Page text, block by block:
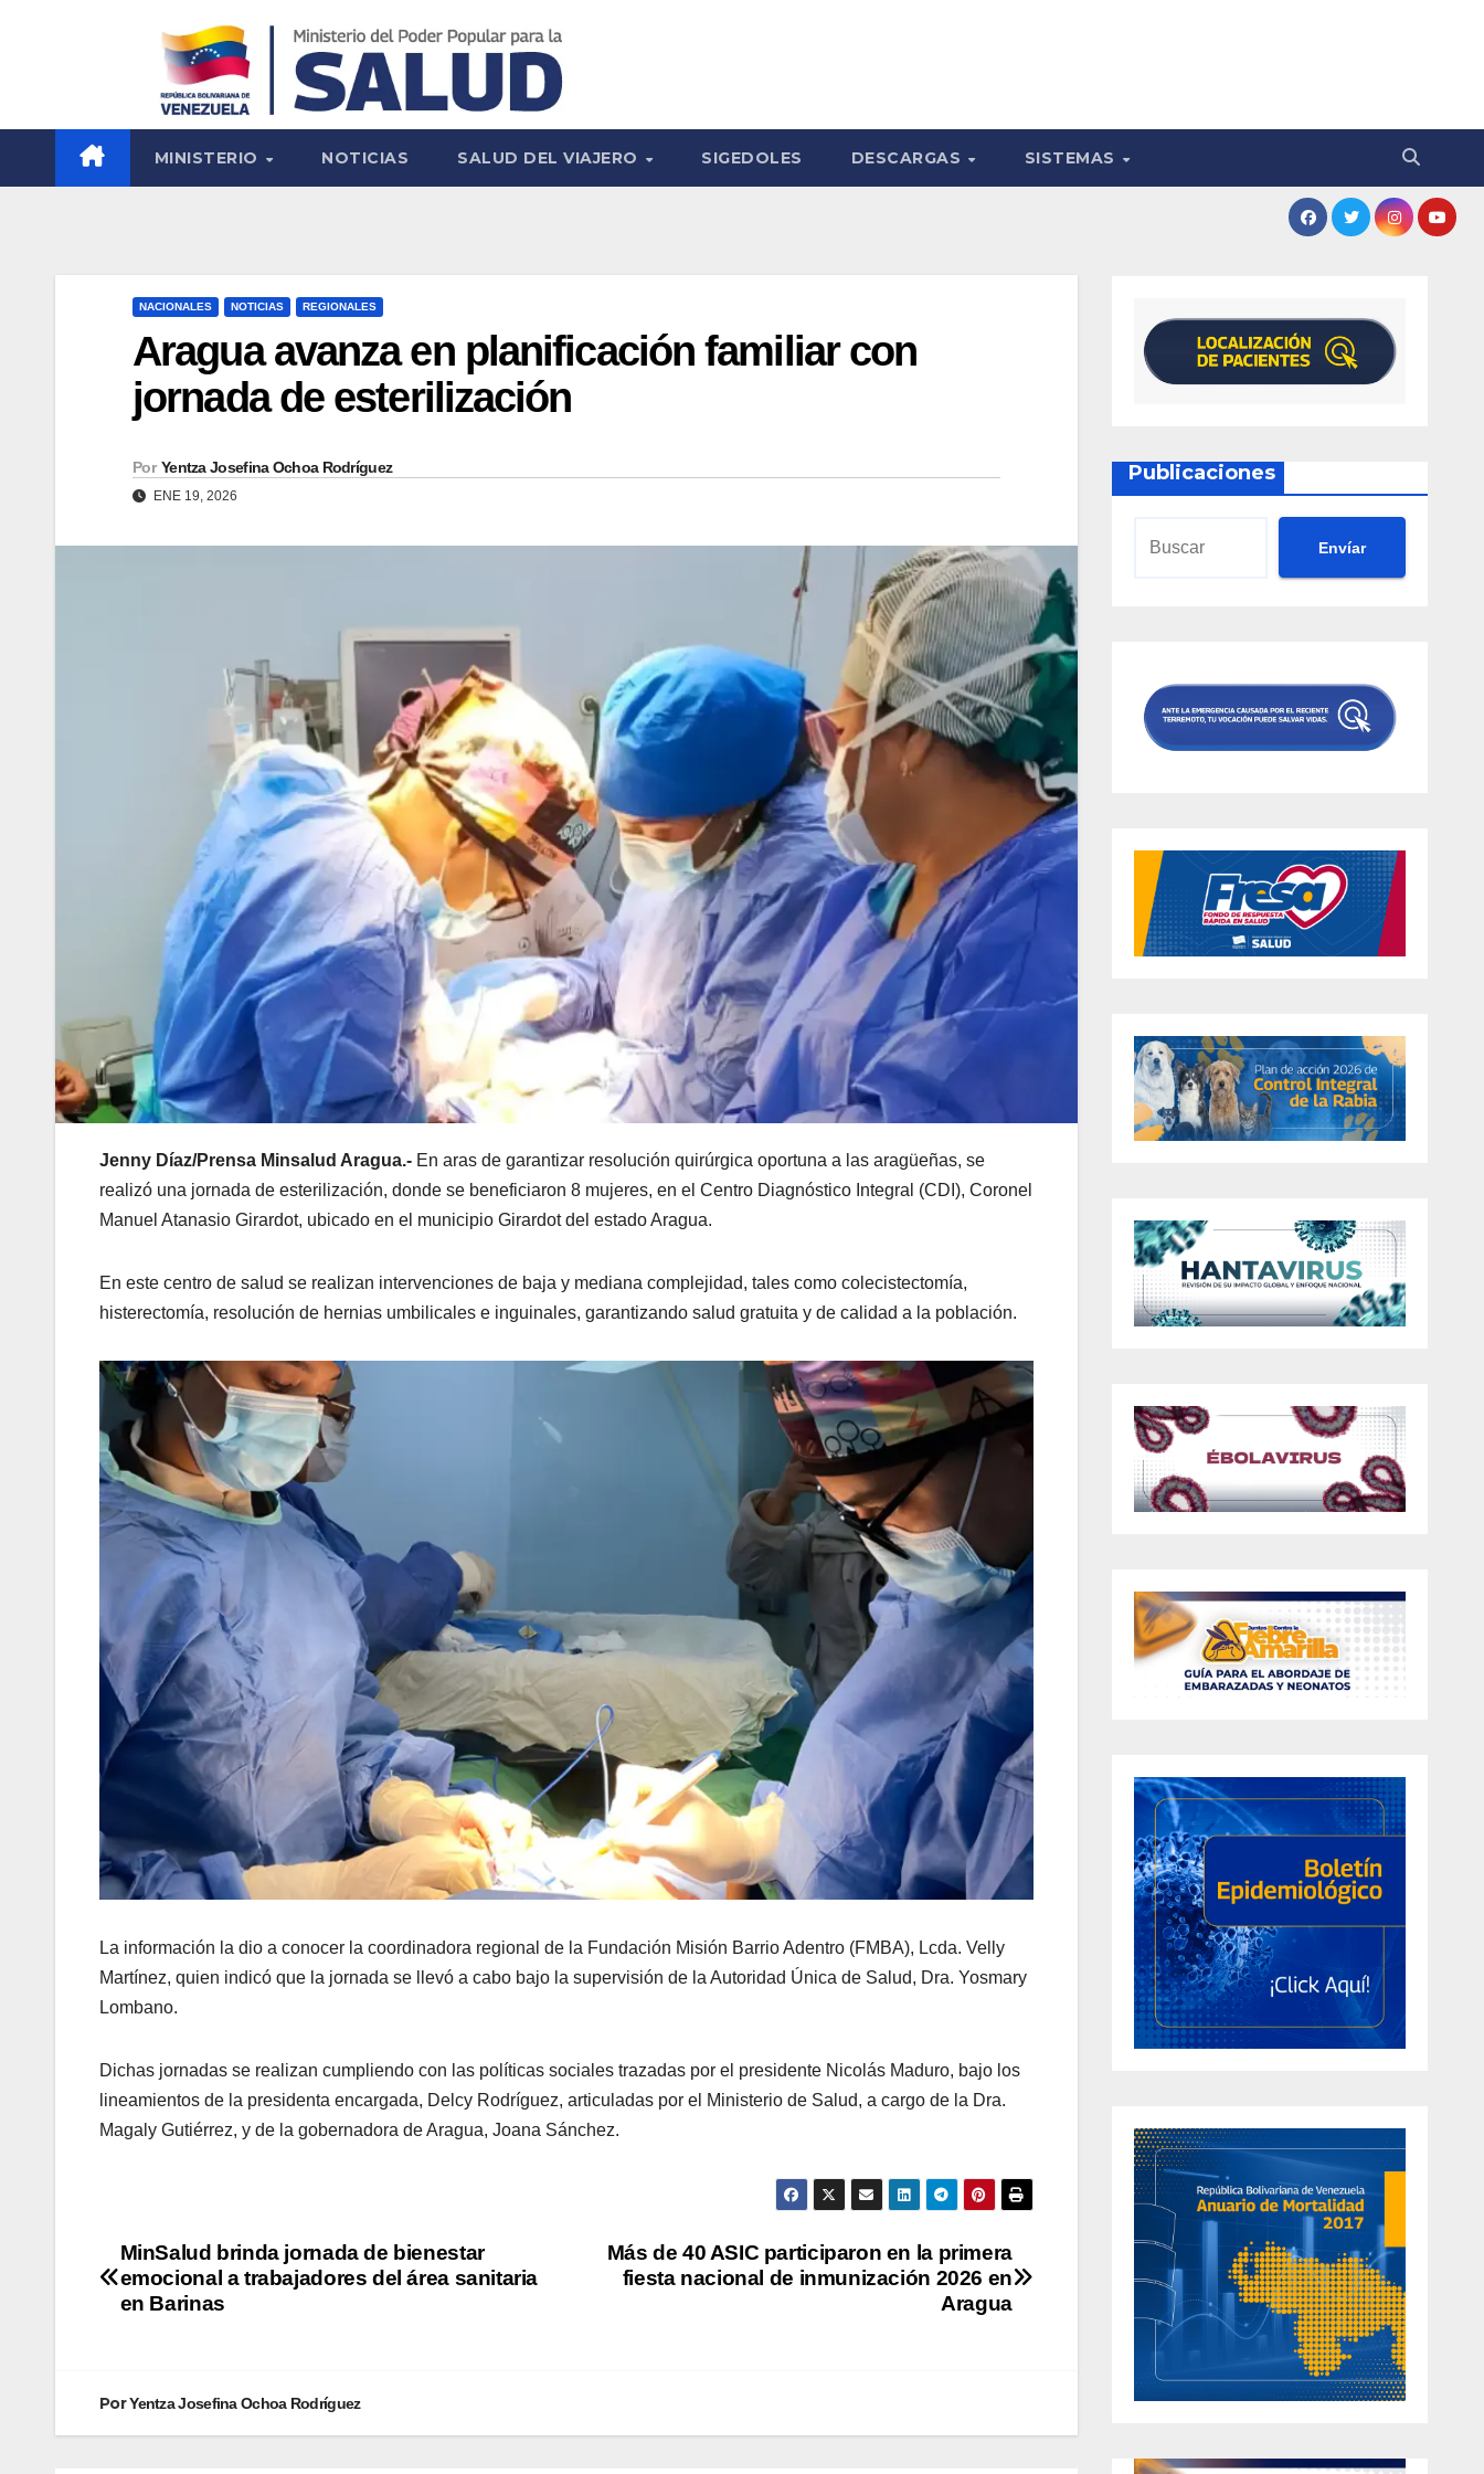
MINISTERIO NOTICIAS SALUD DEL VIAJERO SIGEDOLES DESCARGAS SISTEMAS
NACIONALES NOTICIAS REGIONALES
Aragua avanza en planificación familiar con
jornada de esterilización
Por Yentza Josefina Ochoa Rodríguez
ENE 19, 2026
Jenny Díaz/Prensa Minsalud Aragua.- En aras de garantizar resolución quirúrgica oportuna a las aragüeñas, se
realizó una jornada de esterilización, donde se beneficiaron 8 mujeres, en el Centro Diagnóstico Integral (CDI), Coronel
Manuel Atanasio Girardot, ubicado en el municipio Girardot del estado Aragua.
En este centro de salud se realizan intervenciones de baja y mediana complejidad, tales como colecistectomía,
histerectomía, resolución de hernias umbilicales e inguinales, garantizando salud gratuita y de calidad a la población.
La información la dio a conocer la coordinadora regional de la Fundación Misión Barrio Adentro (FMBA), Lcda. Velly
Martínez, quien indicó que la jornada se llevó a cabo bajo la supervisión de la Autoridad Única de Salud, Dra. Yosmary
Lombano.
Dichas jornadas se realizan cumpliendo con las políticas sociales trazadas por el presidente Nicolás Maduro, bajo los
lineamientos de la presidenta encargada, Delcy Rodríguez, articuladas por el Ministerio de Salud, a cargo de la Dra.
Magaly Gutiérrez, y de la gobernadora de Aragua, Joana Sánchez.
Más de 40 ASIC participaron en la primera
fiesta nacional de inmunización 2026 en
Aragua
MinSalud brinda jornada de bienestar
emocional a trabajadores del área sanitaria
en Barinas
PorYentza Josefina Ochoa Rodríguez
Publicaciones
Envíar